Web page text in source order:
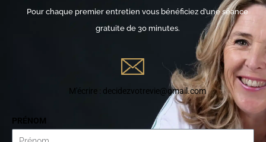
Pour chaque premier entretien vous bénéficiez d’une séance
gratuite de 30 minutes.
M'écrire : decidezvotrevie@gmail.com
PRÉNOM